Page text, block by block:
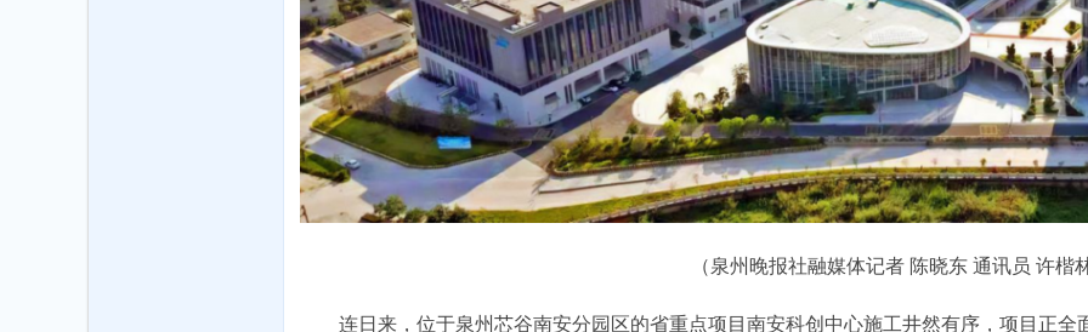
（泉州晚报社融媒体记者 陈晓东 通讯员 许楷
连日来，位于泉州芯谷南安分园区的省重点项目南安科创中心施工井然有序，项目正